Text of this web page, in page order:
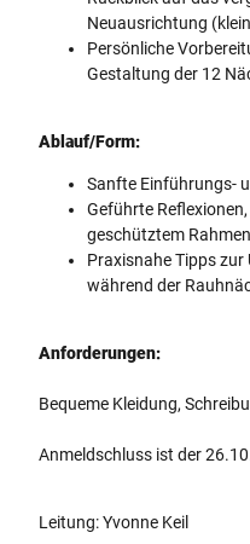
Neuausrichtung
Persönliche
Gestaltung der 12
Ablauf/Form:
Sanfte Einführungs-
Geführte
geschütztem Rahmen
Praxisnahe Tipps
während der
Anforderungen:
Bequeme Kleidung,
Anmeldschluss ist der
Leitung: Yvonne Keil